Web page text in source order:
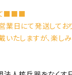
■■■
業日にて発送してお
たしますが、楽し